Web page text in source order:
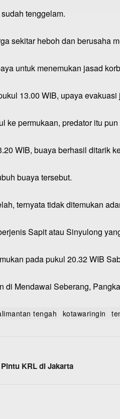
tenggelam.
sekitar heboh dan berusaha
untuk menemukan jasad
13.00 WIB, upaya
ke permukaan, predator itu
WIB, buaya berhasil ditarik
buaya tersebut.
ternyata tidak ditemukan
Sapit atau Sinyulong
pada pukul 20.32 WIB
di Mendawai Seberang,
kalimantan tengah kotawaringin
Pintu KRL di Jakarta